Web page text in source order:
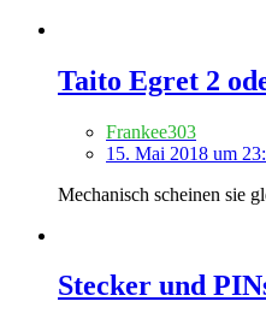
Taito Egret 2
Frankee303
15. Mai 2018 um
Mechanisch scheinen sie
Stecker und